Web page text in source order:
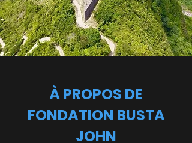
À PROPOS DE
FONDATION BUSTA
JOHN